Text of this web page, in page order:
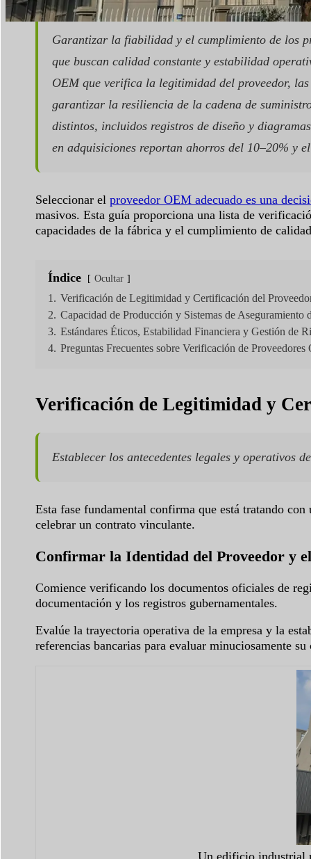
Tiempo de lectura: 5 minutos|Número de
Garantizar la fiabilidad y el cumplimiento de los
que buscan calidad constante y estabilidad
OEM que verifica la legitimidad del proveedor,
garantizar la resiliencia de la cadena de
distintos, incluidos registros de diseño y
en adquisiciones reportan ahorros del 10–20% y
Seleccionar el proveedor OEM adecuado es una
masivos. Esta guía proporciona una lista de
capacidades de la fábrica y el cumplimiento de
Índice Ocultar
1. Verificación de Legitimidad y Certificación del
2. Capacidad de Producción y Sistemas de Aseguramiento
3. Estándares Éticos, Estabilidad Financiera y Gestión de
4. Preguntas Frecuentes sobre Verificación de Proveedores
Verificación de Legitimidad y
Establecer los antecedentes legales y operativos
Esta fase fundamental confirma que está tratando
celebrar un contrato vinculante.
Confirmar la Identidad del Proveedor y
Comience verificando los documentos oficiales de
documentación y los registros gubernamentales.
Evalúe la trayectoria operativa de la empresa y la
referencias bancarias para evaluar minuciosamente
Un edificio industrial